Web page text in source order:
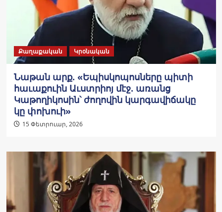
Քաղաքական Կրօնական
Նաթան արք. «Եպիսկոպոսները պիտի
հաւաքուին Աւստրիոյ մէջ. առանց
Կաթողիկոսին՝ ժողովին կարգավիճակը
կը փոխուի»
15 Փետրուար, 2026